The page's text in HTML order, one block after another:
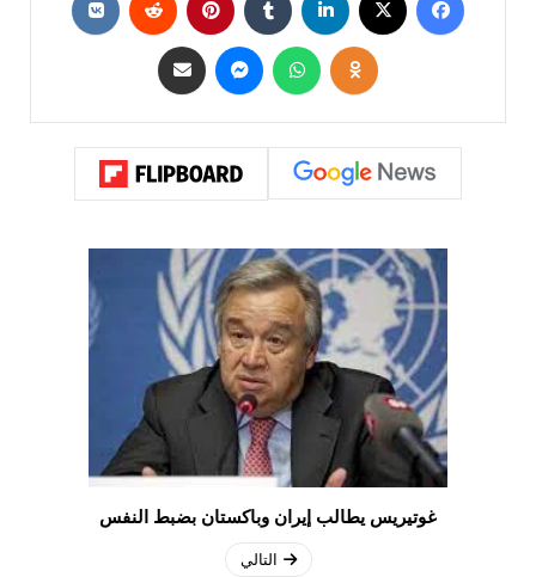
غوتيريس يطالب إيران وباكستان بضبط النفس
التالي